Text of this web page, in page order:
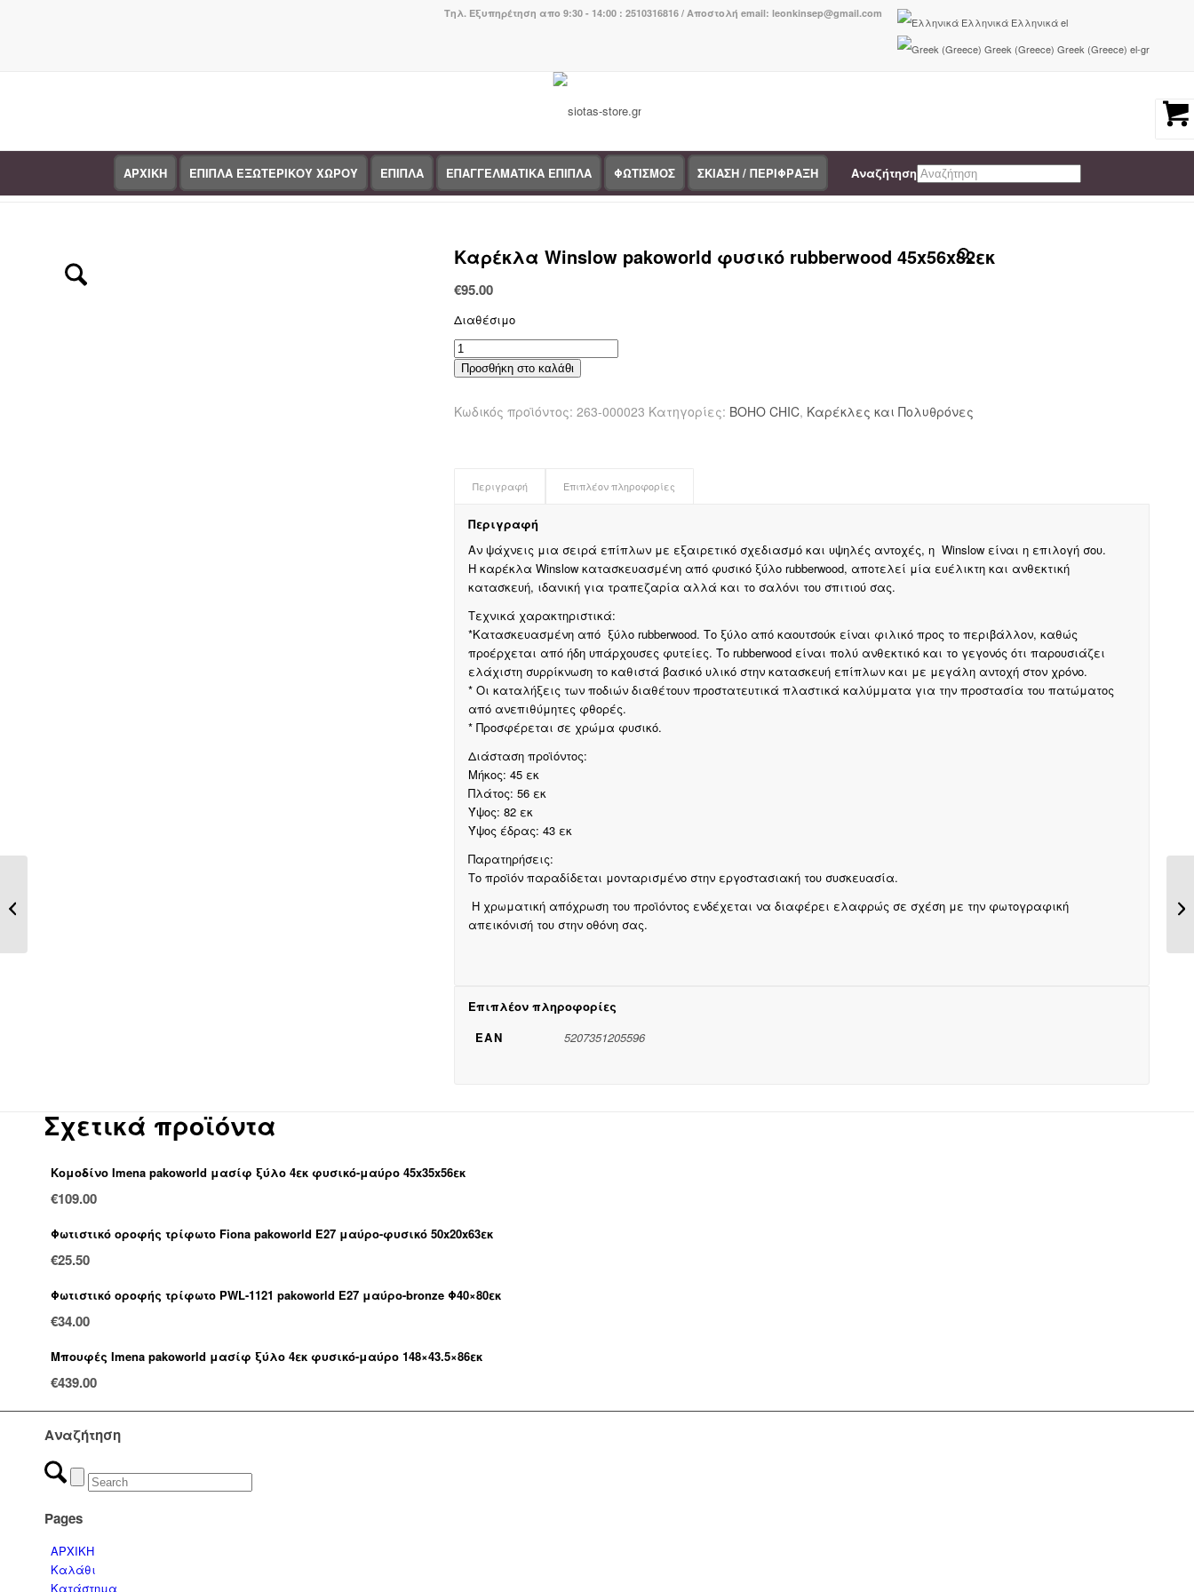
Ελληνικά Ελληνικάel
Greek (Greece) Greek (Greece) el-gr
Τηλ. Εξυπηρέτηση απο 9:30 - 14:00 : 2510316816 / Αποστολή email: leonkinsep@gmail.com
ΑΡΧΙΚΗ ΕΠΙΠΛΑ ΕΞΩΤΕΡΙΚΟΥ ΧΩΡΟΥ ΕΠΙΠΛΑ ΕΠΑΓΓΕΛΜΑΤΙΚΑ ΕΠΙΠΛΑ ΦΩΤΙΣΜΟΣ ΣΚΙΑΣΗ / ΠΕΡΙΦΡΑΞΗ Αναζήτηση
Κατάστημα You are here: Home / Κατάστημα / BOHO CHIC / Καρέκλες και Πολυθρόνες / Καρέκλα Winslow pakoworld φυσικό rubberwood 45x56x82εκ
Καρέκλα Winslow pakoworld φυσικό rubberwood 45x56x82εκ
€95.00
Διαθέσιμο
Καρέκλα
Winslow
φυσικό
rubberwood
Προσθήκη στο καλάθι
Κωδικός προϊόντος: 263-000023 Κατηγορίες: BOHO CHIC, Καρέκλες και Πολυθρόνες
Περιγραφή Επιπλέον πληροφορίες
Περιγραφή
Αν ψάχνεις μια σειρά επίπλων με εξαιρετικό σχεδιασμό και υψηλές αντοχές, η Winslow είναι η επιλογή σου.
Η καρέκλα Winslow κατασκευασμένη από φυσικό ξύλο rubberwood, αποτελεί μία ευέλικτη και ανθεκτική
κατασκευή, ιδανική για τραπεζαρία αλλά και το σαλόνι του σπιτιού σας.
Τεχνικά χαρακτηριστικά:
*Κατασκευασμένη από ξύλο rubberwood. Το ξύλο από καουτσούκ είναι φιλικό προς το περιβάλλον, καθώς
προέρχεται από ήδη υπάρχουσες φυτείες. Το rubberwood είναι πολύ ανθεκτικό και το γεγονός ότι παρουσιάζει
ελάχιστη συρρίκνωση το καθιστά βασικό υλικό στην κατασκευή επίπλων και με μεγάλη αντοχή στον χρόνο.
* Οι καταλήξεις των ποδιών διαθέτουν προστατευτικά πλαστικά καλύμματα για την προστασία του πατώματος
από ανεπιθύμητες φθορές.
* Προσφέρεται σε χρώμα φυσικό.
Διάσταση προϊόντος:
Μήκος: 45 εκ
Πλάτος: 56 εκ
Ύψος: 82 εκ
Ύψος έδρας: 43 εκ
Παρατηρήσεις:
Το προϊόν παραδίδεται μονταρισμένο στην εργοστασιακή του συσκευασία.
Η χρωματική απόχρωση του προϊόντος ενδέχεται να διαφέρει ελαφρώς σε σχέση με την φωτογραφική
απεικόνισή του στην οθόνη σας.
Επιπλέον πληροφορίες
EAN
5207351205596
Σχετικά προϊόντα
Κομοδίνο Imena pakoworld μασίφ ξύλο 4εκ φυσικό-μαύρο 45x35x56εκ
€109.00
Φωτιστικό οροφής τρίφωτο Fiona pakoworld Ε27 μαύρο-φυσικό 50x20x63εκ
€25.50
Φωτιστικό οροφής τρίφωτο PWL-1121 pakoworld Ε27 μαύρο-bronze Φ40×80εκ
€34.00
Μπουφές Imena pakoworld μασίφ ξύλο 4εκ φυσικό-μαύρο 148×43.5×86εκ
€439.00
Αναζήτηση
Pages
ΑΡΧΙΚΗ
Καλάθι
Κατάστημα